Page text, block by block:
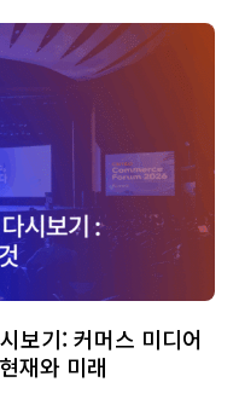
보기: 커머스 미디어
재와 미래